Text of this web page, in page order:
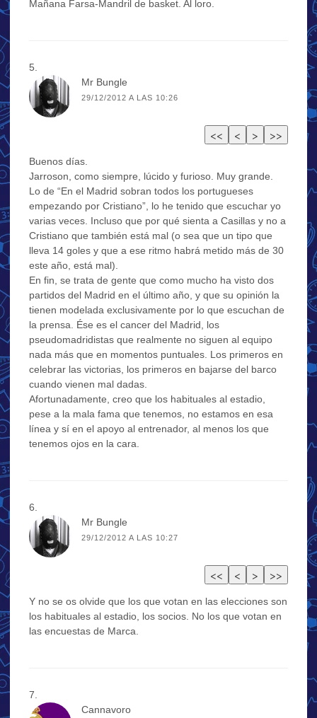
Mañana Farsa-Mandril de basket. Al loro.
Mr Bungle
29/12/2012 A LAS 10:26
Buenos días.
Jarroson, como siempre, lúcido y furioso. Muy grande.
Lo de “En el Madrid sobran todos los portugueses
empezando por Cristiano”, lo he tenido que escuchar yo
varias veces. Incluso que por qué sienta a Casillas y no a
Cristiano que también está mal (o sea que un tipo que
lleva 14 goles y que a ese ritmo habrá metido más de 30
este año, está mal).
En fin, se trata de gente que como mucho ha visto dos
partidos del Madrid en el último año, y que su opinión la
tienen modelada exclusivamente por lo que escuchan de
la prensa. Ése es el cancer del Madrid, los
pseudomadridistas que realmente no siguen al equipo
nada más que en momentos puntuales. Los primeros en
celebrar las victorias, los primeros en bajarse del barco
cuando vienen mal dadas.
Afortunadamente, creo que los habituales al estadio,
pese a la mala fama que tenemos, no estamos en esa
línea y sí en el apoyo al entrenador, al menos los que
tenemos ojos en la cara.
Mr Bungle
29/12/2012 A LAS 10:27
Y no se os olvide que los que votan en las elecciones son
los habituales al estadio, los socios. No los que votan en
las encuestas de Marca.
Cannavoro